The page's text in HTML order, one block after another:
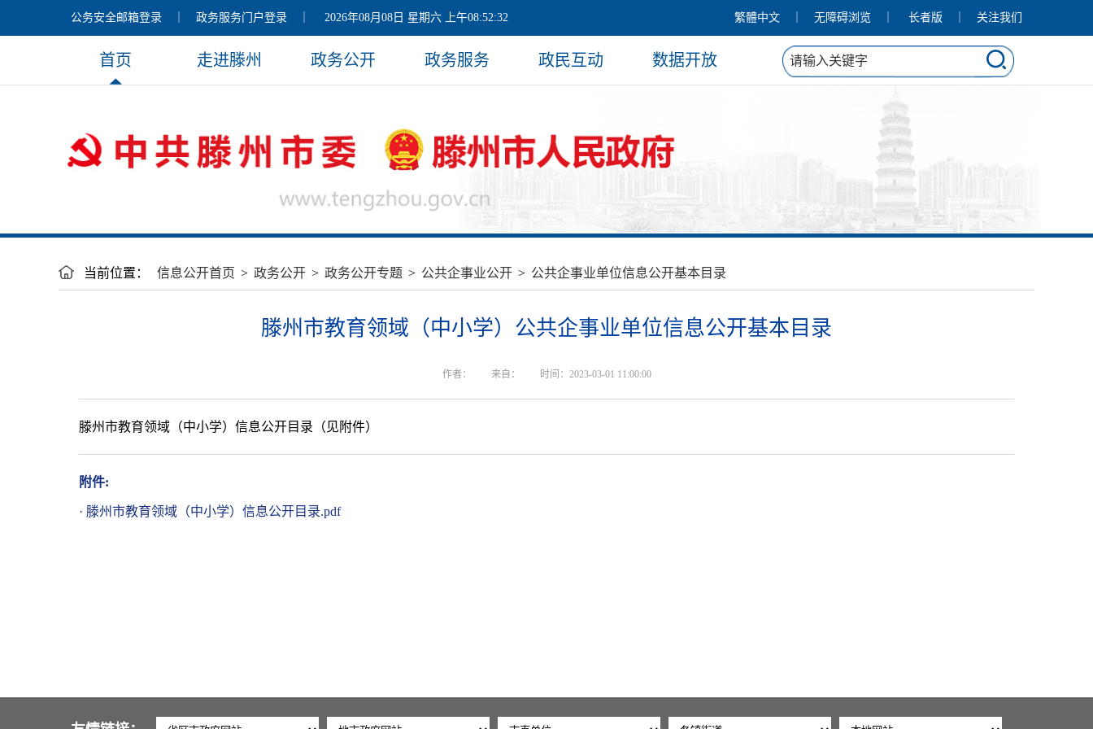
公务安全邮箱登录 政务服务门户登录 2026年08月08日 星期六 上午08:52:32 繁體中文 无障碍浏览 长者版 关注我们
首页 走进滕州 政务公开 政务服务 政民互动 数据开放
当前位置： 信息公开首页 > 政务公开 > 政务公开专题 > 公共企事业公开 > 公共企事业单位信息公开基本目录
滕州市教育领域（中小学）公共企事业单位信息公开基本目录
作者： 来自： 时间：2023-03-01 11:00:00
滕州市教育领域（中小学）信息公开目录（见附件）
附件:
· 滕州市教育领域（中小学）信息公开目录.pdf